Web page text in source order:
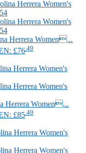
Herrera Women...
£76 .49
Herrera Women...
£85 .49